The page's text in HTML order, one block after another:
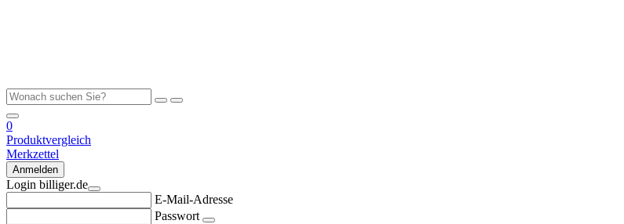
0
Produktvergleich
Merkzettel
Anmelden
Login billiger.de
E-Mail-Adresse
Passwort